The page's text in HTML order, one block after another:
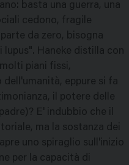
basta una guerra, una
cedono, fragile
da zero, bisogna
Haneke distilla con
piani fissi,
eppure si fa
il potere delle
E' indubbio che il
ma la sostanza dei
uno spiraglio sull'inizio
per la capacità di